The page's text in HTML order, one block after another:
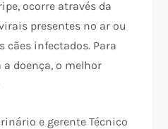
ocorre através da
presentes no ar ou
cães infectados. Para
doença, o melhor
e gerente Técnico